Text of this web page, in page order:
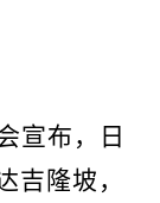
宣布，日
吉隆坡，